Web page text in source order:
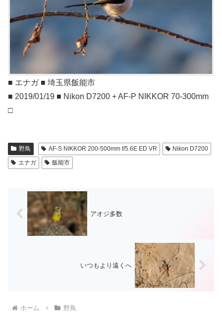
■ エナガ ■ 埼玉県飯能市
■ 2019/01/19 ■ Nikon D7200 + AF-P NIKKOR 70-300mm
□
野鳥 AF-S NIKKOR 200-500mm f/5.6E ED VR
Nikon D7200
エナガ
飯能市
アオジ多数
いつもより遠くへ
ホーム 野鳥